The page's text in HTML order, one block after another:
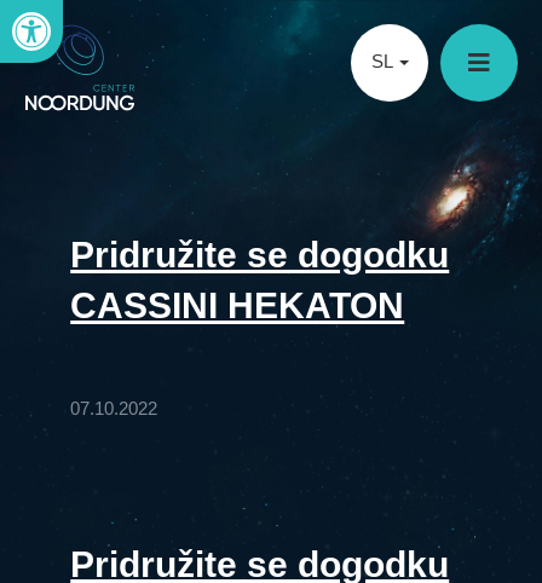
Open toolbar
SL
Pridružite se dogodku
CASSINI HEKATON
07.10.2022
Pridružite se dogodku